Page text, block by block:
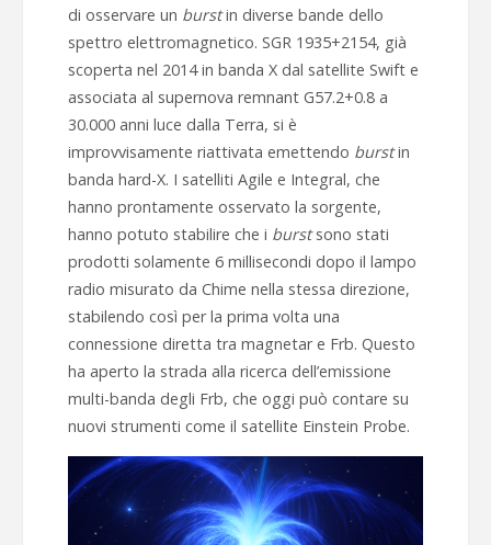
di osservare un burstin diverse bande dello
spettro elettromagnetico. SGR 1935+2154, già
scoperta nel 2014 in banda X dal satellite Swift e
associata al supernova remnant G57.2+0.8 a
30.000 anni luce dalla Terra, si è
improvvisamente riattivata emettendo burstin
banda hard-X. I satelliti Agile e Integral, che
hanno prontamente osservato la sorgente,
hanno potuto stabilire che i burstsono stati
prodotti solamente 6 millisecondi dopo il lampo
radio misurato da Chime nella stessa direzione,
stabilendo così per la prima volta una
connessione diretta tra magnetar e Frb. Questo
ha aperto la strada alla ricerca dell’emissione
multi-banda degli Frb, che oggi può contare su
nuovi strumenti come il satellite Einstein Probe.